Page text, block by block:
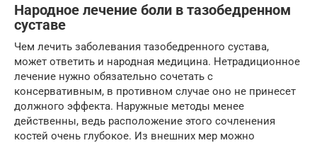
Народное лечение боли в тазобедренном
суставе
Чем лечить заболевания тазобедренного сустава,
может ответить и народная медицина. Нетрадиционное
лечение нужно обязательно сочетать с
консервативным, в противном случае оно не принесет
должного эффекта. Наружные методы менее
действенны, ведь расположение этого сочленения
костей очень глубокое. Из внешних мер можно